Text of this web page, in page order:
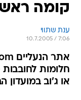
קומה
ענת שתווי
10.7.2005 / 7:06
חלומות
או ג'וב במועדון